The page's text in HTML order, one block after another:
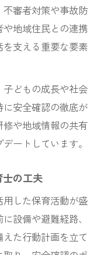
審者対策や事故防
地域住民との連携
支える重要な要素
どもの成長や社会
安全確認の徹底が
や地域情報の共有
ートしています。
の工夫
した保育活動が盛
設備や避難経路、
た行動計画を立て